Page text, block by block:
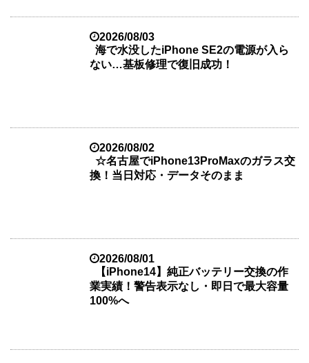
2026/08/03
海で水没したiPhone SE2の電源が入ら
ない…基板修理で復旧成功！
2026/08/02
☆名古屋でiPhone13ProMaxのガラス交
換！当日対応・データそのまま
2026/08/01
【iPhone14】純正バッテリー交換の作
業実績！警告表示なし・即日で最大容量
100%へ